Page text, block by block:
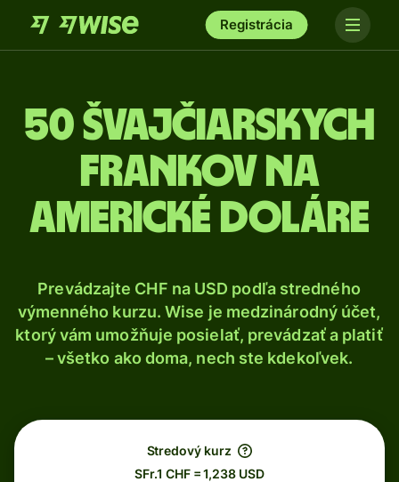
Registrácia
50 Švajčiarskych
frankov na
americké doláre
Prevádzajte CHF na USD podľa stredného
výmenného kurzu. Wise je medzinárodný účet,
ktorý vám umožňuje posielať, prevádzať a platiť
– všetko ako doma, nech ste kdekoľvek.
Stredový kurz
SFr.1 CHF = 1,238 USD